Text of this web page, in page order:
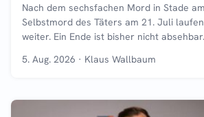
Nach dem sechsfachen Mord in Stade
Selbstmord des Täters am 21. Juli
weiter. Ein Ende ist bisher nicht absehbar.
5. Aug. 2026 · Klaus Wallbaum